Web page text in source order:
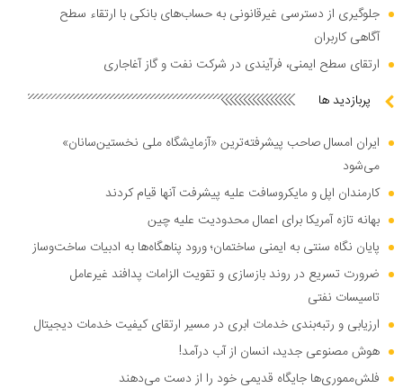
جلوگیری از دسترسی غیرقانونی به حساب‌های بانکی با ارتقاء سطح
آگاهی کاربران
ارتقای سطح ایمنی، فرآیندی در شرکت نفت و گاز آغاجاری
پربازدید ها
ایران امسال صاحب پیشرفته‌ترین «آزمایشگاه ملی نخستین‌سانان»
می‌شود
کارمندان اپل و مایکروسافت علیه پیشرفت آنها قیام کردند
بهانه تازه آمریکا برای اعمال محدودیت علیه چین
پایان نگاه سنتی به ایمنی ساختمان؛ ورود پناهگاه‌ها به ادبیات ساخت‌وساز
ضرورت تسریع در روند بازسازی و تقویت الزامات پدافند غیرعامل
تاسیسات نفتی
ارزیابی و رتبه‌بندی خدمات ابری در مسیر ارتقای کیفیت خدمات دیجیتال
هوش مصنوعی جدید، انسان از آب درآمد!
فلش‌مموری‌ها جایگاه قدیمی خود را از دست می‌دهند